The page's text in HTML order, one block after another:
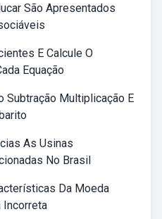
São Apresentados
E Calcule O
Equação
Subtração Multiplicação E
As Usinas
No Brasil
Da Moeda
Incorreta